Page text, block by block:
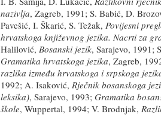
nazivlja, Zagreb, 1991; S. Babić, D.
Pavešić, I. Škarić, S. Težak, Povijesni
hrvatskoga književnog jezika. Nacrti za
Halilović, Bosanski jezik, Sarajevo, 1991;
Gramatika hrvatskoga jezika, Zagreb,
razlika između hrvatskoga i srpskoga
1992; A. Isaković, Rječnik bosanskoga
leksika), Sarajevo, 1993; Gramatika
škole, Wuppertal, 1994; V. Brodnjak,